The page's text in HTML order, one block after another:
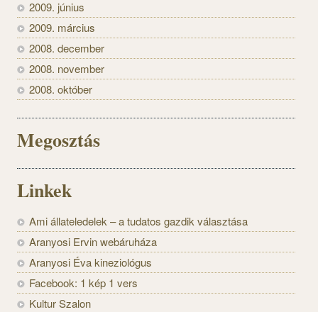
2009. június
2009. március
2008. december
2008. november
2008. október
Megosztás
Linkek
Ami állateledelek – a tudatos gazdik választása
Aranyosi Ervin webáruháza
Aranyosi Éva kineziológus
Facebook: 1 kép 1 vers
Kultur Szalon